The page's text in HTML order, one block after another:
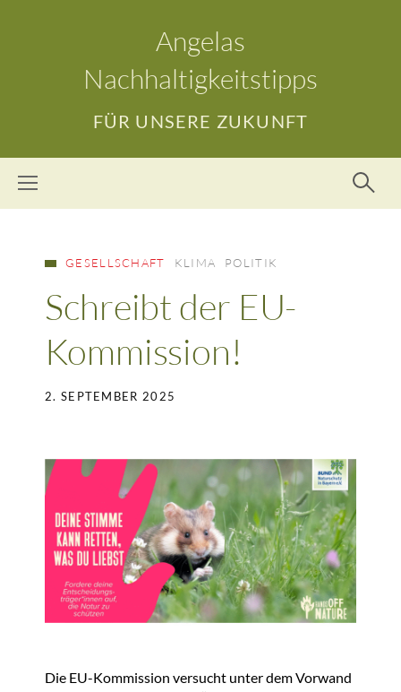
Angelas
Nachhaltigkeitstipps
FÜR UNSERE ZUKUNFT
GESELLSCHAFT KLIMA POLITIK
Schreibt der EU-
Kommission!
2. SEPTEMBER 2025
Die EU-Kommission versucht unter dem Vorwand